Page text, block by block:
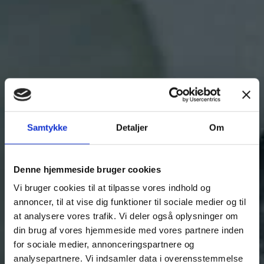
Samtykke Detaljer Om
Denne hjemmeside bruger cookies
Vi bruger cookies til at tilpasse vores indhold og
annoncer, til at vise dig funktioner til sociale medier og til
at analysere vores trafik. Vi deler også oplysninger om
din brug af vores hjemmeside med vores partnere inden
for sociale medier, annonceringspartnere og
analysepartnere. Vi indsamler data i overensstemmelse